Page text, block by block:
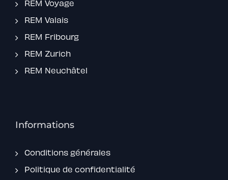
REM Voyage
REM Valais
REM Fribourg
REM Zurich
REM Neuchâtel
Informations
Conditions générales
Politique de confidentialité